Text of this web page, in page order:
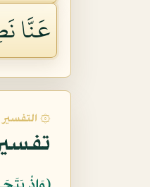
عَنَّا
۞ التفسير